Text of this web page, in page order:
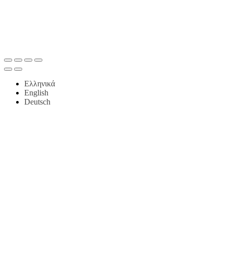
Ελληνικά
English
Deutsch